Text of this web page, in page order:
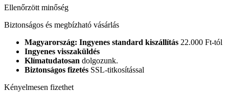
Ellenőrzött minőség
Biztonságos és megbízható vásárlás
Magyarország: Ingyenes standard kiszállítás 22.000 Ft-tól
Ingyenes visszaküldés
Klímatudatosan dolgozunk.
Biztonságos fizetés SSL-titkosítással
Kényelmesen fizethet